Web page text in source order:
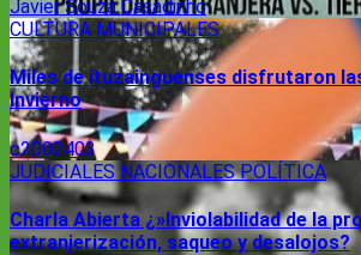
Javier Souza Casadinho
CULTURA MUNICIPALES
Miles de ituzainguenses disfrutaron
Invierno
c2002403
JUDICIALES NACIONALESPOLÍTICA
Charla Abierta ¿»Inviolabilidad de la
extranjerización, saqueo y desalojos?